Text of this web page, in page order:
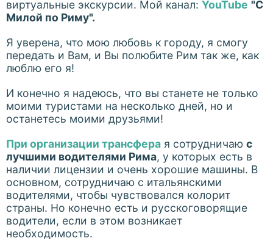
виртуальные экскурсии. Мой канал: YouTube "С
Милой по Риму".
Я уверена, что мою любовь к городу, я смогу
передать и Вам, и Вы полюбите Рим так же, как
люблю его я!
И конечно я надеюсь, что вы станете не только
моими туристами на несколько дней, но и
останетесь моими друзьями!
При организации трансфера я сотрудничаю с
лучшими водителями Рима, у которых есть в
наличии лицензии и очень хорошие машины. В
основном, сотрудничаю с итальянскими
водителями, чтобы чувствовался колорит
страны. Но конечно есть и русскоговорящие
водители, если в этом возникает
необходимость.